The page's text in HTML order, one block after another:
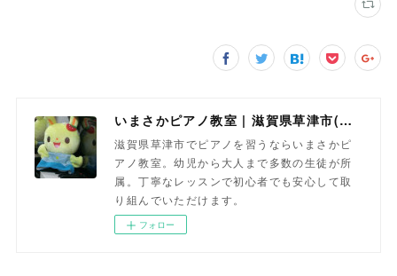
いまさかピアノ教室 | 滋賀県草津市(南草津)のピアノ教室
滋賀県草津市でピアノを習うならいまさかピ
アノ教室。幼児から大人まで多数の生徒が所
属。丁寧なレッスンで初心者でも安心して取
り組んでいただけます。
フォロー